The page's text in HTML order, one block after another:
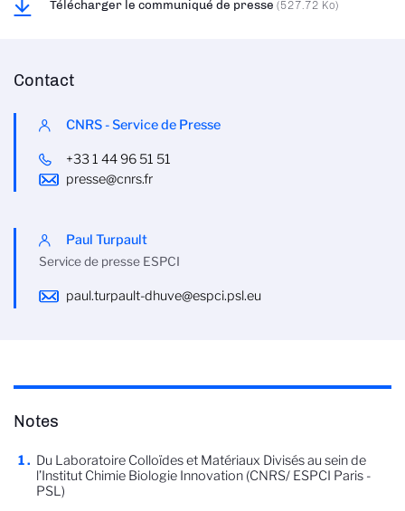
Télécharger le communiqué de presse (527.72 Ko)
Contact
CNRS - Service de Presse
+33 1 44 96 51 51
presse@cnrs.fr
Paul Turpault
Service de presse ESPCI
paul.turpault-dhuve@espci.psl.eu
Notes
Du Laboratoire Colloïdes et Matériaux Divisés au sein de
l’Institut Chimie Biologie Innovation (CNRS/ ESPCI Paris -
PSL)